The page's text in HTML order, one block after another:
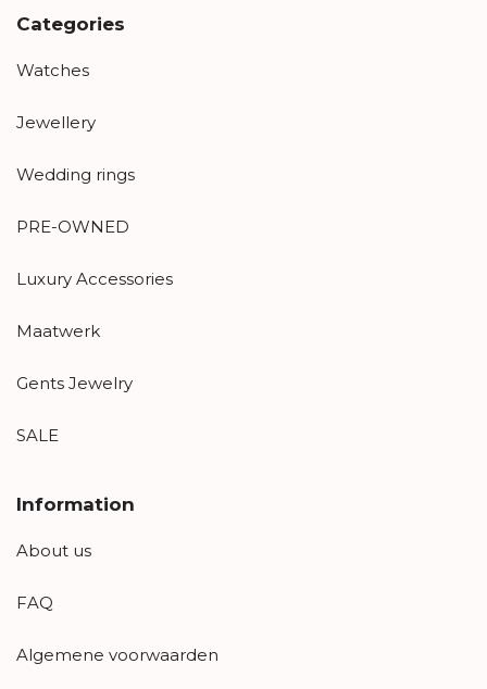
Categories
Watches
Jewellery
Wedding rings
PRE-OWNED
Luxury Accessories
Maatwerk
Gents Jewelry
SALE
Information
About us
FAQ
Algemene voorwaarden